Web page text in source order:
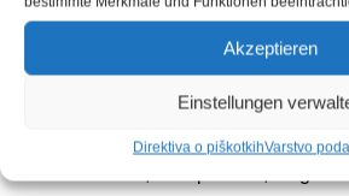
Akzeptieren
Einstellungen
Direktiva o piškotkihVarstvo
Vrečke (posamično pakirani vlažni
Vrečka 1: krpa za predhodno